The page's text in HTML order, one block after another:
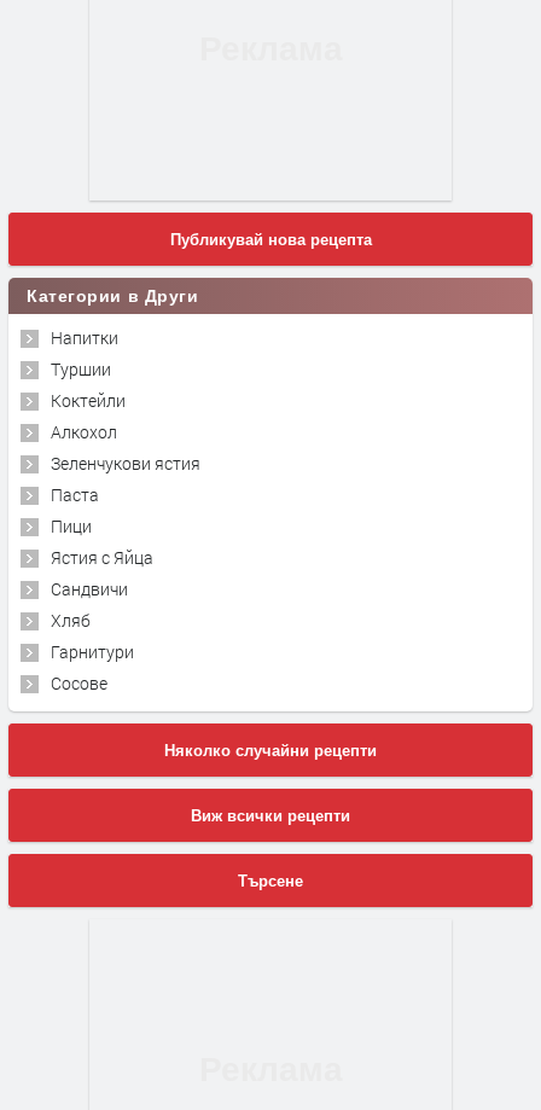
Публикувай нова рецепта
Категории в Други
Напитки
Туршии
Коктейли
Алкохол
Зеленчукови ястия
Паста
Пици
Ястия с Яйца
Сандвичи
Хляб
Гарнитури
Сосове
Няколко случайни рецепти
Виж всички рецепти
Търсене